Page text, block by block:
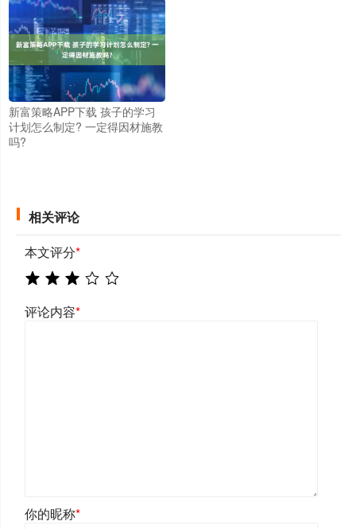
新富策略APP下载 孩子的学习
计划怎么制定? 一定得因材施教
吗?
相关评论
本文评分*
评论内容*
你的昵称*